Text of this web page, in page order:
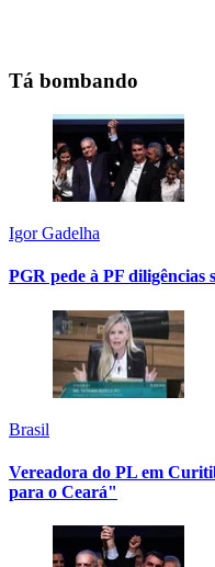
Tá bombando
Igor Gadelha
PGR pede à PF diligências
Brasil
Vereadora do PL em
para o Ceará"